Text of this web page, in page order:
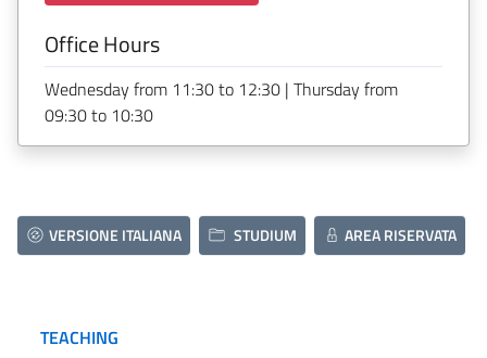
Office Hours
Wednesday from 11:30 to 12:30 | Thursday from
09:30 to 10:30
VERSIONE ITALIANA STUDIUM AREA RISERVATA
TEACHING